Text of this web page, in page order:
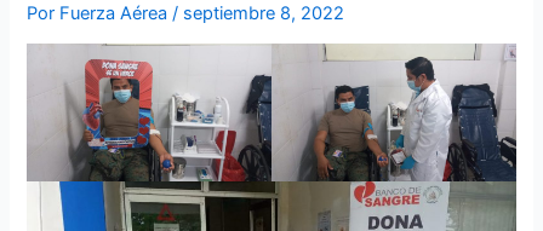
Por Fuerza Aérea/ septiembre 8, 2022